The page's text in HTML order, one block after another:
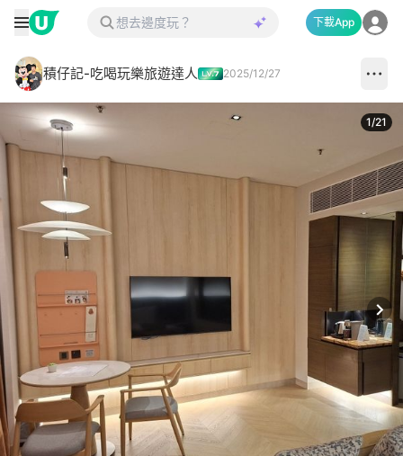
下載App
積仔記-吃喝玩樂旅遊達人 2025/12/27
1/21